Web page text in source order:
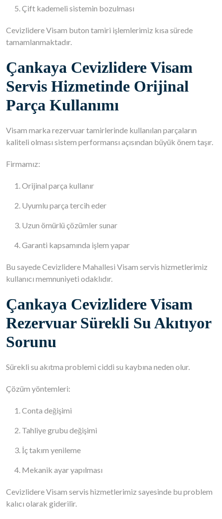
Çift kademeli sistemin bozulması
Cevizlidere Visam buton tamiri işlemlerimiz kısa sürede
tamamlanmaktadır.
Çankaya Cevizlidere Visam
Servis Hizmetinde Orijinal
Parça Kullanımı
Visam marka rezervuar tamirlerinde kullanılan parçaların
kaliteli olması sistem performansı açısından büyük önem taşır.
Firmamız:
Orijinal parça kullanır
Uyumlu parça tercih eder
Uzun ömürlü çözümler sunar
Garanti kapsamında işlem yapar
Bu sayede Cevizlidere Mahallesi Visam servis hizmetlerimiz
kullanıcı memnuniyeti odaklıdır.
Çankaya Cevizlidere Visam
Rezervuar Sürekli Su Akıtıyor
Sorunu
Sürekli su akıtma problemi ciddi su kaybına neden olur.
Çözüm yöntemleri:
Conta değişimi
Tahliye grubu değişimi
İç takım yenileme
Mekanik ayar yapılması
Cevizlidere Visam servis hizmetlerimiz sayesinde bu problem
kalıcı olarak giderilir.